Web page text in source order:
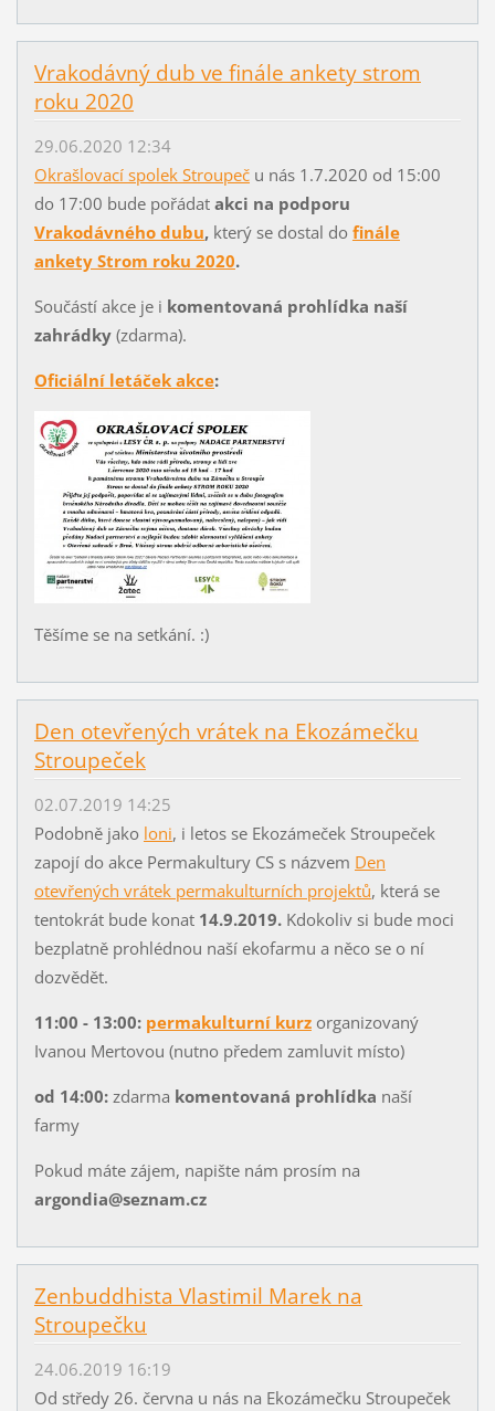
Vrakodávný dub ve finále ankety strom
roku 2020
29.06.2020 12:34
Okrašlovací spolek Stroupeču nás 1.7.2020 od 15:00
do 17:00 bude pořádat akci na podporu
Vrakodávného dubu, který se dostal do finále
ankety Strom roku 2020.
Součástí akce je i komentovaná prohlídka naší
zahrádky(zdarma).
Oficiální letáček akce:
Těšíme se na setkání. :)
Den otevřených vrátek na Ekozámečku
Stroupeček
02.07.2019 14:25
Podobně jako loni, i letos se Ekozámeček Stroupeček
zapojí do akce Permakultury CS s názvem Den
otevřených vrátek permakulturních projektů, která se
tentokrát bude konat 14.9.2019.Kdokoliv si bude moci
bezplatně prohlédnou naší ekofarmu a něco se o ní
dozvědět.
11:00 - 13:00: permakulturní kurzorganizovaný
Ivanou Mertovou (nutno předem zamluvit místo)
od 14:00:zdarma komentovaná prohlídka naší
farmy
Pokud máte zájem, napište nám prosím na
argondia@seznam.cz
Zenbuddhista Vlastimil Marek na
Stroupečku
24.06.2019 16:19
Od středy 26. června u nás na Ekozámečku Stroupeček